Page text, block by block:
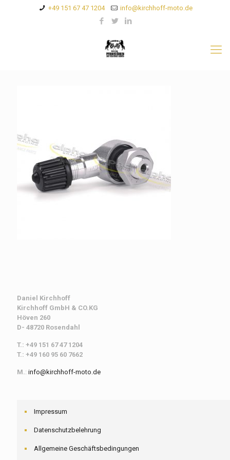
+49 151 67 47 1204 info@kirchhoff-moto.de
Daniel Kirchhoff
Kirchhoff GmbH & CO.KG
Höven 260
D- 48720 Rosendahl
T.: +49 151 67 47 1204
T.: +49 160 95 60 7662
M.: info@kirchhoff-moto.de
Impressum
Datenschutzbelehrung
Allgemeine Geschäftsbedingungen